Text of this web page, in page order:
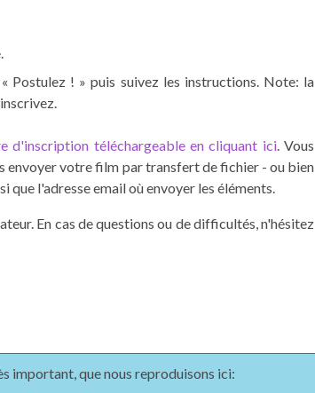
Postulez ! » puis suivez les instructions. Note: la
d'inscription téléchargeable en cliquant ici. Vous
envoyer votre film par transfert de fichier - ou bien
que l'adresse email où envoyer les éléments.
En cas de questions ou de difficultés, n'hésitez
important, que nous reproduisons ici: